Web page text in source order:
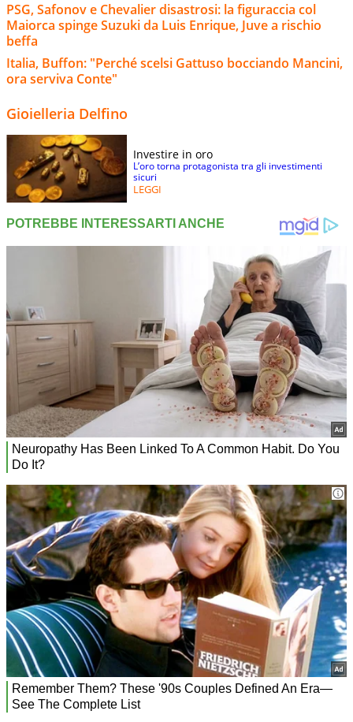
PSG, Safonov e Chevalier disastrosi: la figuraccia col
Maiorca spinge Suzuki da Luis Enrique, Juve a rischio
beffa
Italia, Buffon: "Perché scelsi Gattuso bocciando Mancini,
ora serviva Conte"
Gioielleria Delfino
Investire in oro
L’oro torna protagonista tra gli investimenti
sicuri
LEGGI